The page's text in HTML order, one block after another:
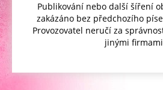
Publikování nebo další šíření
zakázáno bez předchozího
Provozovatel neručí za
jinými